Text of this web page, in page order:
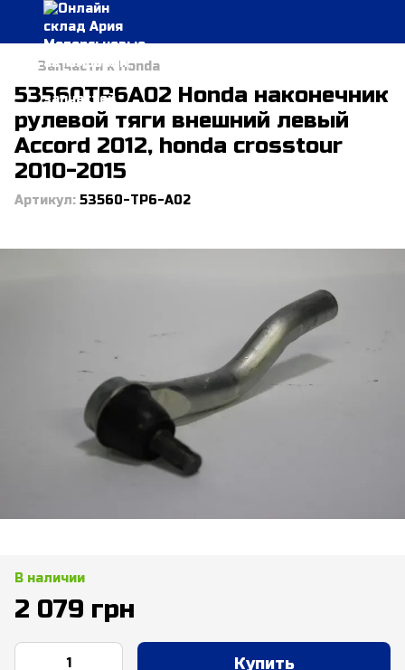
Запчасти к Honda
53560TP6A02 Honda наконечник
рулевой тяги внешний левый
Accord 2012, honda crosstour
2010-2015
Артикул: 53560-TP6-A02
В наличии
2 079 грн
Купить